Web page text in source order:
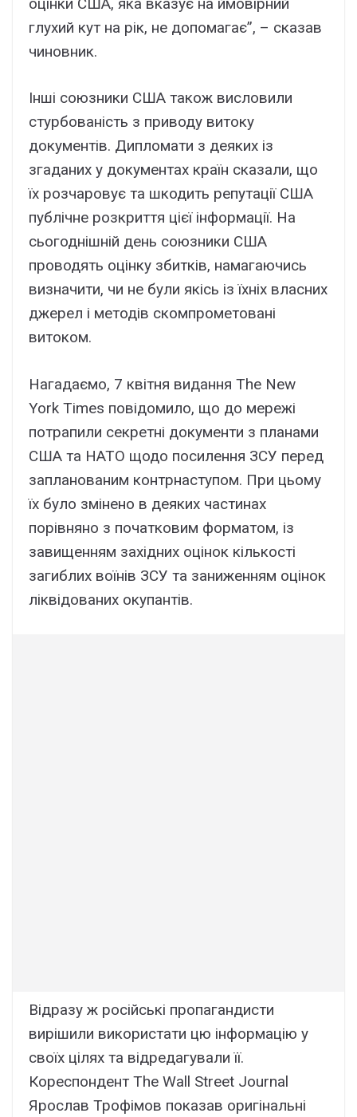
глухий кут на рік, не допомагає”, – сказав
чиновник.
Інші союзники США також висловили
стурбованість з приводу витоку
документів. Дипломати з деяких із
згаданих у документах країн сказали, що
їх розчаровує та шкодить репутації США
публічне розкриття цієї інформації. На
сьогоднішній день союзники США
проводять оцінку збитків, намагаючись
визначити, чи не були якісь із їхніх власних
джерел і методів скомпрометовані
витоком.
Нагадаємо, 7 квітня видання The New
York Times повідомило, що до мережі
потрапили секретні документи з планами
США та НАТО щодо посилення ЗСУ перед
запланованим контрнаступом. При цьому
їх було змінено в деяких частинах
порівняно з початковим форматом, із
завищенням західних оцінок кількості
загиблих воїнів ЗСУ та заниженням оцінок
ліквідованих окупантів.
Відразу ж російські пропагандисти
вирішили використати цю інформацію у
своїх цілях та відредагували її.
Кореспондент The Wall Street Journal
Ярослав Трофімов показав оригінальні